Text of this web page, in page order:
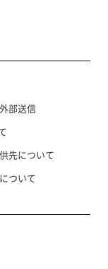
部送信
先について
ついて